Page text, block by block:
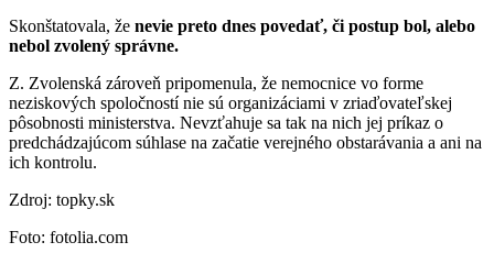
Skonštatovala, že nevie preto dnes povedať, či postup bol, alebo
nebol zvolený správne.
Z. Zvolenská zároveň pripomenula, že nemocnice vo forme
neziskových spoločností nie sú organizáciami v zriaďovateľskej
pôsobnosti ministerstva. Nevzťahuje sa tak na nich jej príkaz o
predchádzajúcom súhlase na začatie verejného obstarávania a ani na
ich kontrolu.
Zdroj: topky.sk
Foto: fotolia.com